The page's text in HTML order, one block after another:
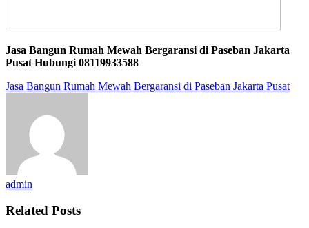
Jasa Bangun Rumah Mewah Bergaransi di Paseban Jakarta
Pusat Hubungi 08119933588
Jasa Bangun Rumah Mewah Bergaransi di Paseban Jakarta Pusat
admin
Related Posts